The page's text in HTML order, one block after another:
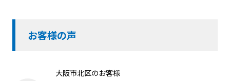
お客様の声
大阪市北区のお客様